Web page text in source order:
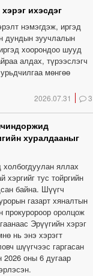
ихэсдэг
нэмэгдэж, иргэд
дундын зуучлалын
хоорондоо шууд
алдах, түрээслэгч
мөнгөө
2026.07.31 3
хуралдааныг
яллах
хэргийг тус тойргийн
байна. Шүүгч
газарт хяналтын
прокуророор оролцож
Эрүүгийн хэрэг
нь энэ хэрэгт
шүүгчээс гаргасан
2026 оны 6 дугаар